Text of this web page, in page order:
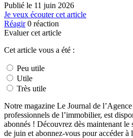
Publié le 11 juin 2026
Je veux écouter cet article
Réagir 0 réaction
Evaluer cet article
Cet article vous a été :
Peu utile
Utile
Très utile
Notre magazine Le Journal de
professionnels de l’immobilier, est
abonnés ! Découvrez dès maintenant le
de juin et abonnez-vous pour accéder à